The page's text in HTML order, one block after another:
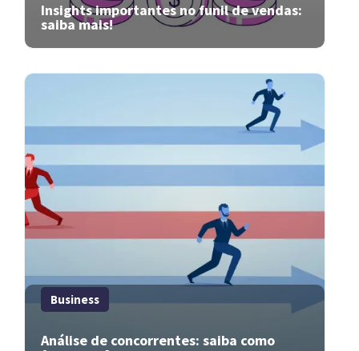
Insights importantes no funil de vendas:
saiba mais!
Business
Análise de concorrentes: saiba como